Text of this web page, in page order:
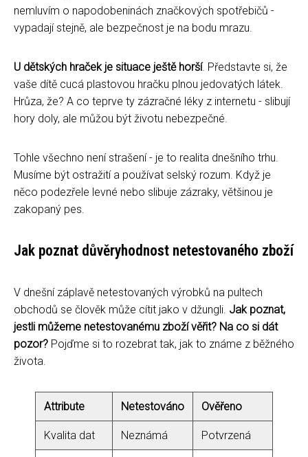
nemluvím o napodobeninách značkových spotřebičů -
vypadají stejně, ale bezpečnost je na bodu mrazu.
U dětských hraček je situace ještě horší. Představte si, že
vaše dítě cucá plastovou hračku plnou jedovatých látek.
Hrůza, že? A co teprve ty zázračné léky z internetu - slibují
hory doly, ale můžou být životu nebezpečné.
Tohle všechno není strašení - je to realita dnešního trhu.
Musíme být ostražití a používat selský rozum. Když je
něco podezřele levné nebo slibuje zázraky, většinou je
zakopaný pes.
Jak poznat důvěryhodnost netestovaného zboží
V dnešní záplavě netestovaných výrobků na pultech
obchodů se člověk může cítit jako v džungli. Jak poznat,
jestli můžeme netestovanému zboží věřit? Na co si dát
pozor? Pojďme si to rozebrat tak, jak to známe z běžného
života.
Attribute Netestováno Ověřeno
Kvalita dat Neznámá Potvrzená